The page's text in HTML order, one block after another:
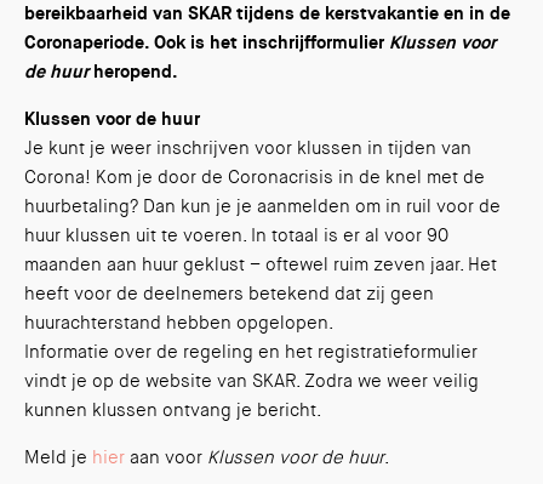
bereikbaarheid van SKAR tijdens de kerstvakantie en in de
Coronaperiode. Ook is het inschrijfformulier Klussen voor
de huurheropend.
Klussen voor de huur
Je kunt je weer inschrijven voor klussen in tijden van
Corona! Kom je door de Coronacrisis in de knel met de
huurbetaling? Dan kun je je aanmelden om in ruil voor de
huur klussen uit te voeren. In totaal is er al voor 90
maanden aan huur geklust – oftewel ruim zeven jaar. Het
heeft voor de deelnemers betekend dat zij geen
huurachterstand hebben opgelopen.
Informatie over de regeling en het registratieformulier
vindt je op de website van SKAR. Zodra we weer veilig
kunnen klussen ontvang je bericht.
Meld je hier aan voor Klussen voor de huur.